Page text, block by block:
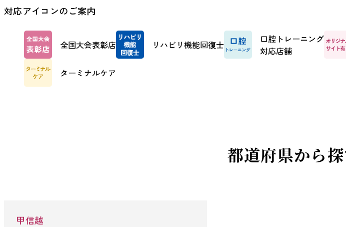
対応アイコンのご案内
全国大会表彰店 リハビリ機能回復士
口腔トレーニング
対応店舗
ターミナルケア
都道府県から
甲信越